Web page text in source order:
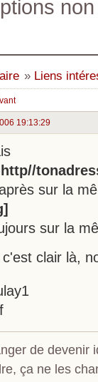
» Liens
19:13:29
sur la
sur la
c'est clair là,
de devenir
ça ne les